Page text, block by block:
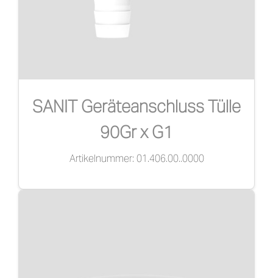
SANIT Geräteanschluss Tülle
90Gr x G1
Artikelnummer: 01.406.00..0000